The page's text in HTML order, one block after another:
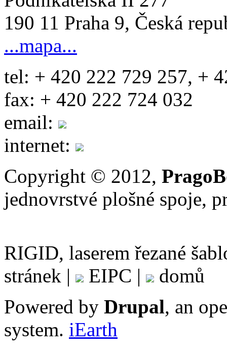
190 11 Praha 9, Česká
...mapa...
tel: + 420 222 729 257, +
fax: + 420 222 724 032
email:
internet:
Copyright © 2012,
jednovrstvé plošné spoje,
RIGID, laserem
stránek |
EIPC |
domů
Powered by Drupal, an
system. iEarth